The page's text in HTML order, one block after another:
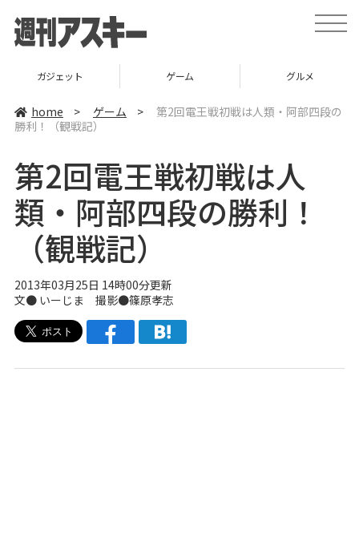
t
o
v
ガジェット ゲーム グルメ
home > ゲーム >
第2回電王戦初戦は人類・阿部四段の
勝利！（観戦記）
第2回電王戦初戦は人
類・阿部四段の勝利！
（観戦記）
2013年03月25日 14時00分更新
文● いーじま 撮影●篠原孝志